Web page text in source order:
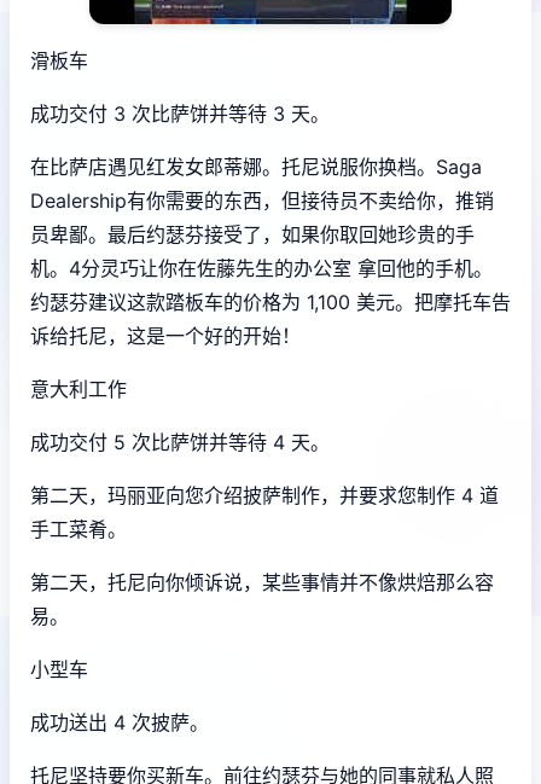
滑板车
成功交付 3 次比萨饼并等待 3 天。
在比萨店遇见红发女郎蒂娜。托尼说服你换档。Saga
Dealership有你需要的东西，但接待员不卖给你，推销
员卑鄙。最后约瑟芬接受了，如果你取回她珍贵的手
机。4分灵巧让你在佐藤先生的办公室 拿回他的手机。
约瑟芬建议这款踏板车的价格为 1,100 美元。把摩托车告
诉给托尼，这是一个好的开始！
意大利工作
成功交付 5 次比萨饼并等待 4 天。
第二天，玛丽亚向您介绍披萨制作，并要求您制作 4 道
手工菜肴。
第二天，托尼向你倾诉说，某些事情并不像烘焙那么容
易。
小型车
成功送出 4 次披萨。
托尼坚持要你买新车。前往约瑟芬与她的同事就私人照